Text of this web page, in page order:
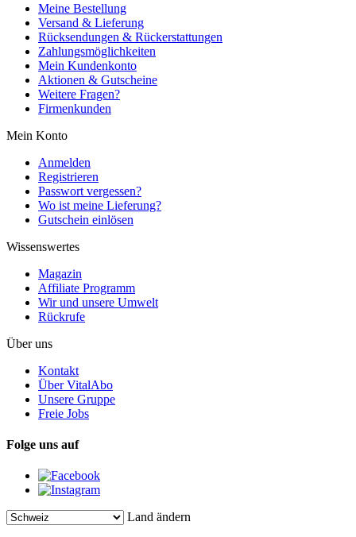
Meine Bestellung
Versand & Lieferung
Rücksendungen & Rückerstattungen
Zahlungsmöglichkeiten
Mein Kundenkonto
Aktionen & Gutscheine
Weitere Fragen?
Firmenkunden
Mein Konto
Anmelden
Registrieren
Passwort vergessen?
Wo ist meine Lieferung?
Gutschein einlösen
Wissenswertes
Magazin
Affiliate Programm
Wir und unsere Umwelt
Rückrufe
Über uns
Kontakt
Über VitalAbo
Unsere Gruppe
Freie Jobs
Folge uns auf
Land ändern